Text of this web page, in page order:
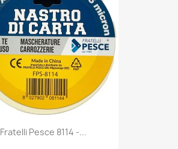
Anteprima
Fratelli Pesce 8114 -...